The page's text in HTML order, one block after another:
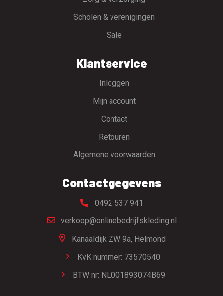
Scholen & verenigingen
Sale
Klantservice
Inloggen
Mijn account
Contact
Retouren
Algemene voorwaarden
Contactgegevens
0492 537 941
verkoop@onlinebedrijfskleding.nl
Kanaaldijk ZW 9a, Helmond
KvK nummer: 73570540
BTW nr: NL001893074B69